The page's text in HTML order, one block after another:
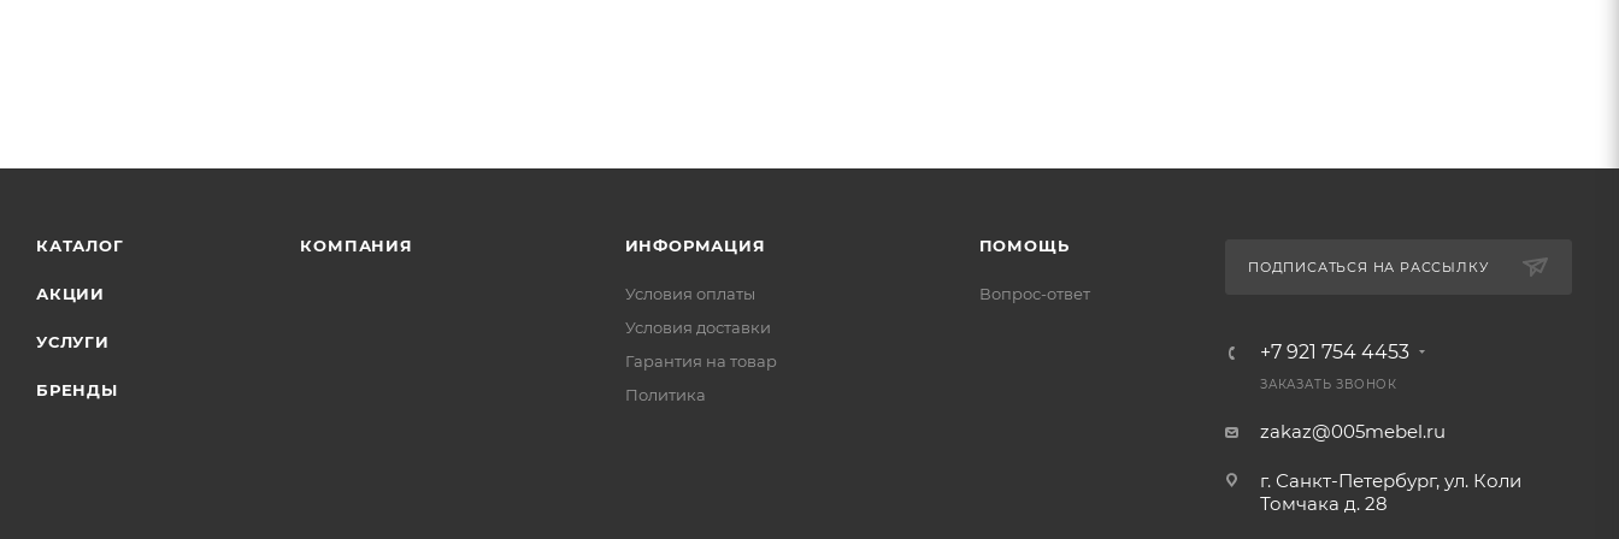
КАТАЛОГ
АКЦИИ
УСЛУГИ
БРЕНДЫ
КОМПАНИЯ ИНФОРМАЦИЯ
Условия оплаты
Условия доставки
Гарантия на товар
Политика
ПОМОЩЬ
Вопрос-ответ
ПОДПИСАТЬСЯ НА РАССЫЛКУ
+7 921 754 4453
ЗАКАЗАТЬ ЗВОНОК
zakaz@005mebel.ru
г. Санкт-Петербург, ул. Коли
Томчака д. 28